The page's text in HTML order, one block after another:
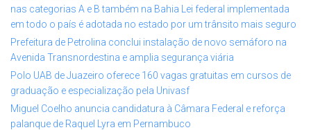
nas categorias A e B também na Bahia Lei federal implementada
em todo o país é adotada no estado por um trânsito mais seguro
Prefeitura de Petrolina conclui instalação de novo semáforo na
Avenida Transnordestina e amplia segurança viária
Polo UAB de Juazeiro oferece 160 vagas gratuitas em cursos de
graduação e especialização pela Univasf
Miguel Coelho anuncia candidatura à Câmara Federal e reforça
palanque de Raquel Lyra em Pernambuco